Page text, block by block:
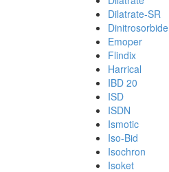
Dilatrate-SR
Dinitrosorbide
Emoper
Flindix
Harrical
IBD 20
ISD
ISDN
Ismotic
Iso-Bid
Isochron
Isoket